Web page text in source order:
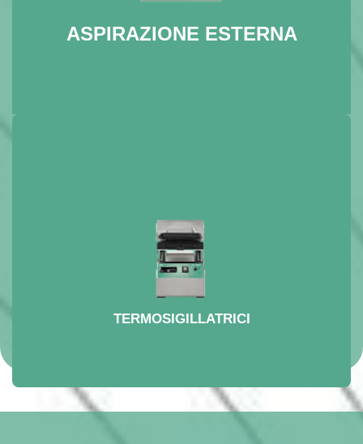
ASPIRAZIONE ESTERNA
TERMOSIGILLATRICI